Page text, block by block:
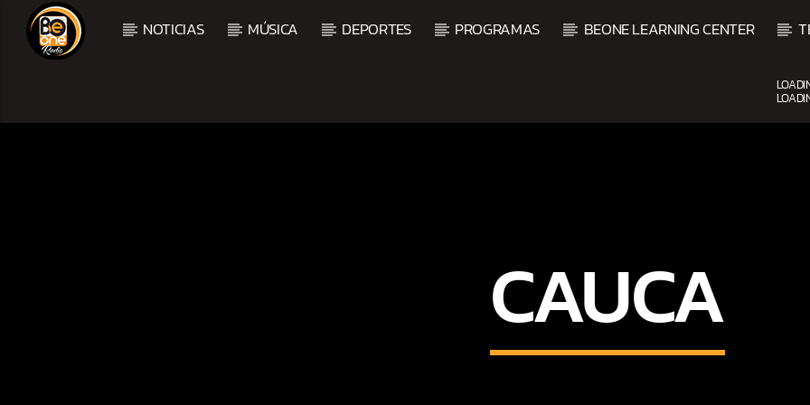
NOTICIAS MÚSICA DEPORTES PROGRAMAS BEONE LEARNING CENTER
CAUCA